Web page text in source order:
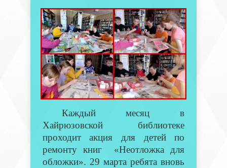
Каждый месяц в
Хайрюзовской библиотеке
проходит акция для детей по
ремонту книг «Неотложка для
обложки». 29 марта ребята вновь